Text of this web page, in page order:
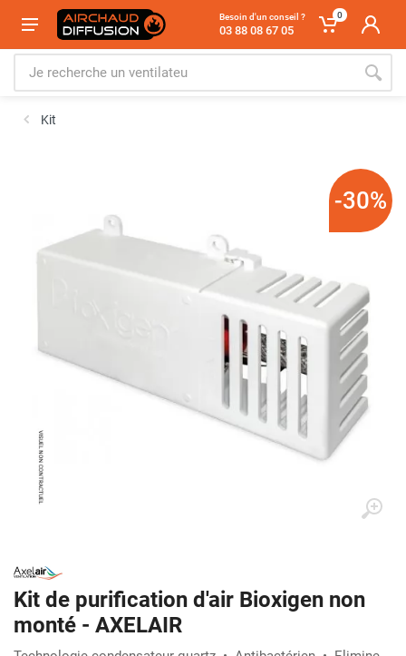
Besoin d'un conseil ?
03 88 08 67 05
0
Kit
-30%
Kit de purification d'air Bioxigen non
monté - AXELAIR